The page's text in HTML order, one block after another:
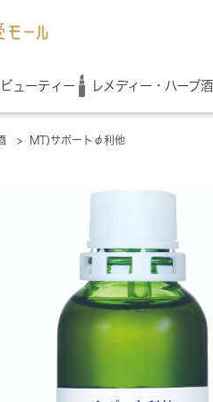
ビューティー レメディー・ハーブ酒
> MT)サポートφ利他